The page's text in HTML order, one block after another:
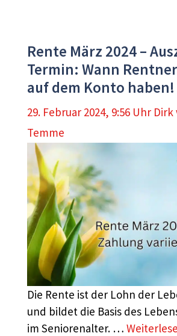
Rente März 2024 –
Termin: Wann
auf dem Konto haben!
29. Februar 2024, 9:56 Uhr Dirk
Temme
Die Rente ist der Lohn der
und bildet die Basis des
im Seniorenalter. …